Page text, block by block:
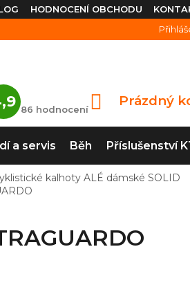
HODNOCENÍ OBCHODU
Průměrné
hodnocení
je
4,9
5
hvězdiček.
86 hodnocení
NÁKUPNÍ
Prázdný
a servis Běh Příslušenství
kalhoty ALÉ dámské SOLID